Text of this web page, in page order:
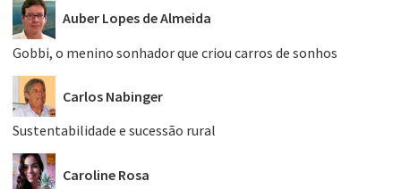
Auber Lopes de Almeida
Gobbi, o menino sonhador que criou carros de sonhos
Carlos Nabinger
Sustentabilidade e sucessão rural
Caroline Rosa